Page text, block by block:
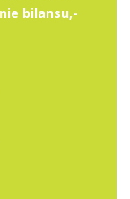
bilansu,-